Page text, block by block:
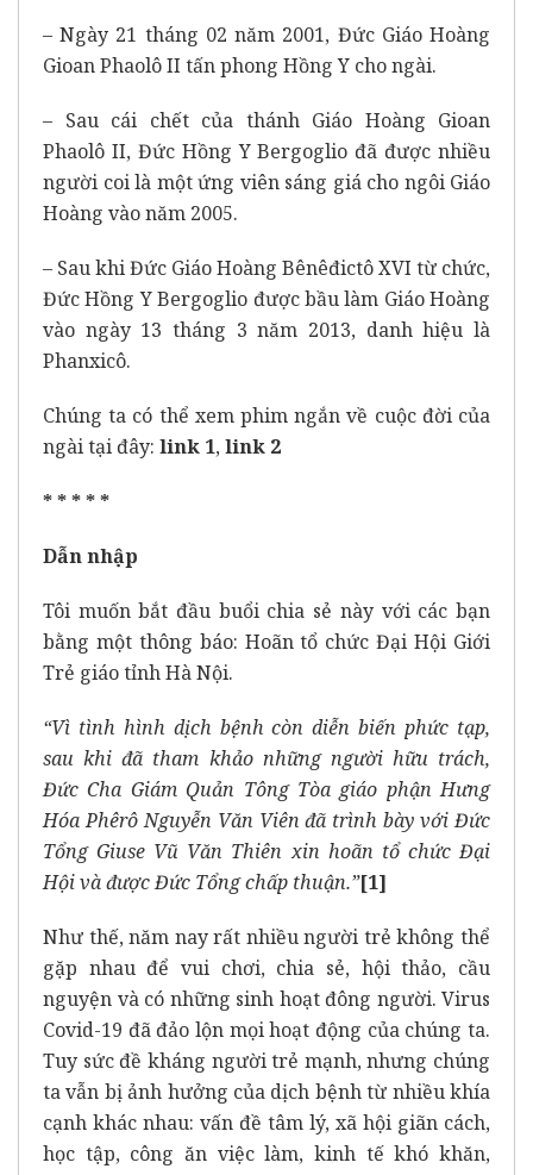
– Ngày 21 tháng 02 năm 2001, Đức Giáo Hoàng
Gioan Phaolô II tấn phong Hồng Y cho ngài.
– Sau cái chết của thánh Giáo Hoàng Gioan
Phaolô II, Đức Hồng Y Bergoglio đã được nhiều
người coi là một ứng viên sáng giá cho ngôi Giáo
Hoàng vào năm 2005.
– Sau khi Đức Giáo Hoàng Bênêđictô XVI từ chức,
Đức Hồng Y Bergoglio được bầu làm Giáo Hoàng
vào ngày 13 tháng 3 năm 2013, danh hiệu là
Phanxicô.
Chúng ta có thể xem phim ngắn về cuộc đời của
ngài tại đây: link 1,link 2
* * * * *
Dẫn nhập
Tôi muốn bắt đầu buổi chia sẻ này với các bạn
bằng một thông báo: Hoãn tổ chức Đại Hội Giới
Trẻ giáo tỉnh Hà Nội.
“Vì tình hình dịch bệnh còn diễn biến phức tạp,
sau khi đã tham khảo những người hữu trách,
Đức Cha Giám Quản Tông Tòa giáo phận Hưng
Hóa Phêrô Nguyễn Văn Viên đã trình bày với Đức
Tổng Giuse Vũ Văn Thiên xin hoãn tổ chức Đại
Hội và được Đức Tổng chấp thuận.”[1]
Như thế, năm nay rất nhiều người trẻ không thể
gặp nhau để vui chơi, chia sẻ, hội thảo, cầu
nguyện và có những sinh hoạt đông người. Virus
Covid-19 đã đảo lộn mọi hoạt động của chúng ta.
Tuy sức đề kháng người trẻ mạnh, nhưng chúng
ta vẫn bị ảnh hưởng của dịch bệnh từ nhiều khía
cạnh khác nhau: vấn đề tâm lý, xã hội giãn cách,
học tập, công ăn việc làm, kinh tế khó khăn,